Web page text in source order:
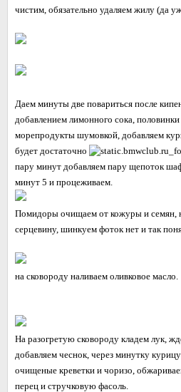
чистим, обязательно удаляем жилу (да
Даем минуты две повариться после
добавлением лимонного сока,
морепродукты шумовкой, добавляем
будет достаточно
пару минут добавляем пару щепоток
минут 5 и процеживаем.
Помидоры очищаем от кожуры и семян,
серцевину, шинкуем фоток нет и так
на сковороду наливаем оливковое масло.
На разогретую сковороду кладем лук,
добавляем чеснок, через минутку
очищеные креветки и чоризо,
перец и стручковую фасоль.